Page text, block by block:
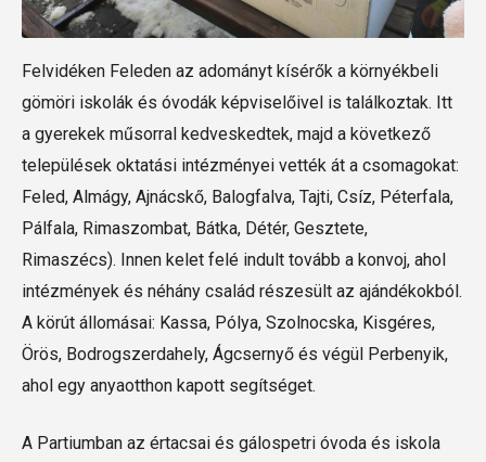
Felvidéken Feleden az adományt kísérők a környékbeli
gömöri iskolák és óvodák képviselőivel is találkoztak. Itt
a gyerekek műsorral kedveskedtek, majd a következő
települések oktatási intézményei vették át a csomagokat:
Feled, Almágy, Ajnácskő, Balogfalva, Tajti, Csíz, Péterfala,
Pálfala, Rimaszombat, Bátka, Détér, Gesztete,
Rimaszécs). Innen kelet felé indult tovább a konvoj, ahol
intézmények és néhány család részesült az ajándékokból.
A körút állomásai: Kassa, Pólya, Szolnocska, Kisgéres,
Örös, Bodrogszerdahely, Ágcsernyő és végül Perbenyik,
ahol egy anyaotthon kapott segítséget.
A Partiumban az értacsai és gálospetri óvoda és iskola